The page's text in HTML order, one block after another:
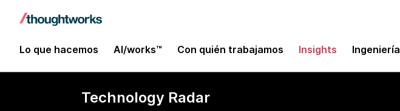
Lo que hacemos AI/works™ Con quién trabajamos Insights Ingeniería
Technology Radar